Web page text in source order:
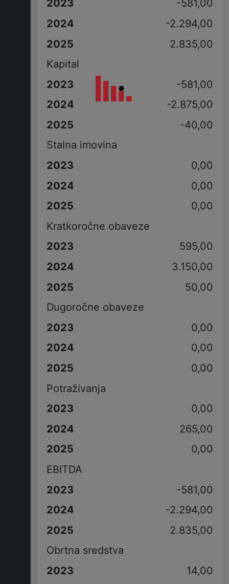
-581,00
-2.294,00
2.835,00
Kapital
-581,00
-2.875,00
-40,00
Stalna imovina
0,00
0,00
0,00
Kratkoročne obaveze
595,00
3.150,00
50,00
Dugoročne obaveze
0,00
0,00
0,00
Potraživanja
0,00
265,00
0,00
EBITDA
-581,00
-2.294,00
2.835,00
Obrtna sredstva
14,00